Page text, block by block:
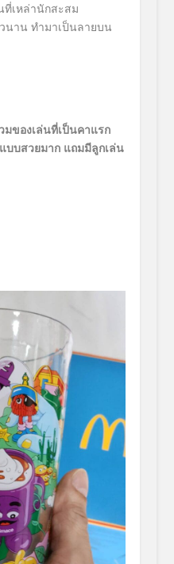
ที่เหล่านักสะสม
นาน ทำมาเป็นลายบน
มของเล่นที่เป็นคาแรก
บบสวยมาก แถมมีลูกเล่น